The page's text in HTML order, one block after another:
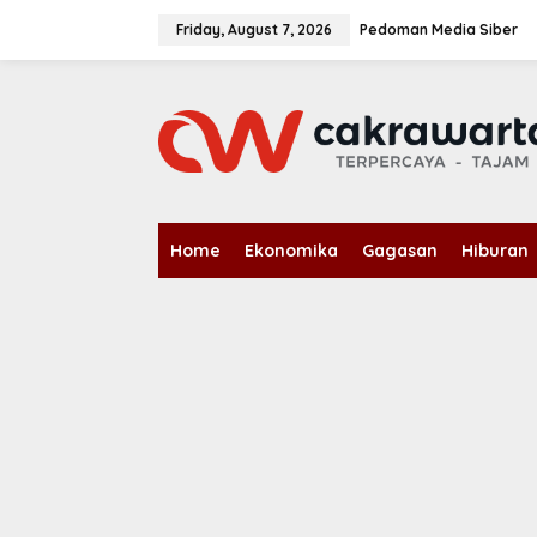
Friday, August 7, 2026 Pedoman Media Siber
Home Ekonomika Gagasan Hiburan